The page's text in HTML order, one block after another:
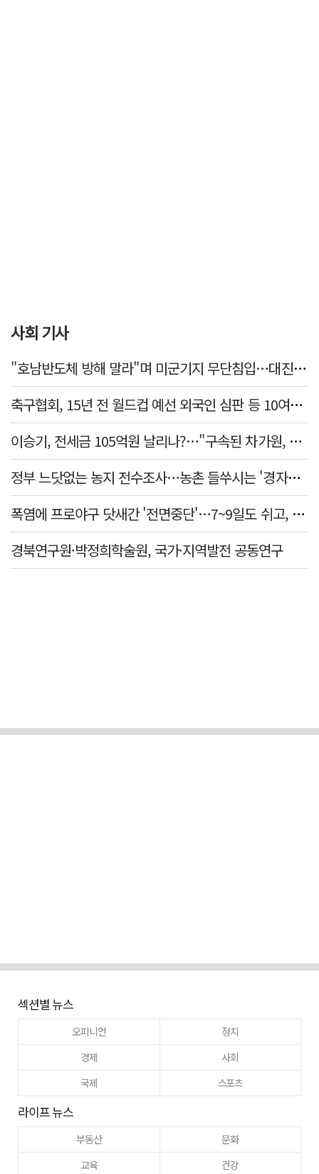
사회 기사
"호남반도체 방해 말라"며 미군기지 무단침입…대진연 회원 3명 '구속'
축구협회, 15년 전 월드컵 예선 외국인 심판 등 10여명에 '성 접대'
이승기, 전세금 105억원 날리나?…"구속된 차가원, 형사 범죄 영역"
정부 느닷없는 농지 전수조사…농촌 들쑤시는 '경자유전'의 칼날
폭염에 프로야구 닷새간 '전면중단'…7~9일도 쉬고, 11일 재개
경북연구원·박정희학술원, 국가·지역발전 공동연구
섹션별 뉴스
오피니언
정치
경제
사회
국제
스포츠
라이프 뉴스
부동산
문화
교육
건강